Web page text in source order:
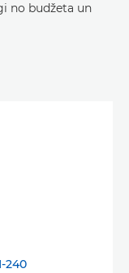
no budžeta un